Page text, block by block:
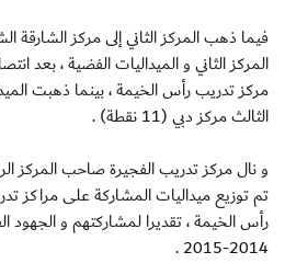
المركز الثاني و الميداليات الفضية ، بعد
مركز تدريب رأس الخيمة ، بينما ذهبت
الثالث مركز دبي (11 نقطة) .
و نال مركز تدريب الفجيرة صاحب المركز
تم توزيع ميداليات المشاركة على مراكز
رأس الخيمة ، تقديرا لمشاركتهم و الجهود
2014-2015 .